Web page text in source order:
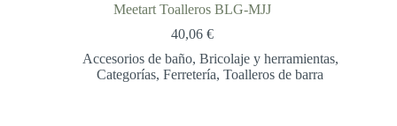
Meetart Toalleros BLG-MJJ
40,06€
Accesorios de baño, Bricolaje y herramientas,
Categorías,Ferretería,Toalleros de barra